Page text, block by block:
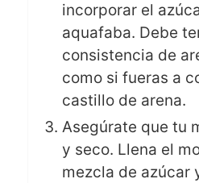
incorporar el
aquafaba. Debe
consistencia de
como si fueras a
castillo de arena.
Asegúrate que tu
y seco. Llena el
mezcla de azúcar